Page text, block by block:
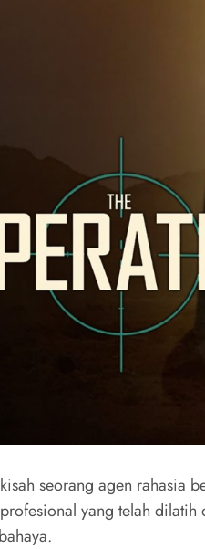
seorang agen rahasia
yang telah